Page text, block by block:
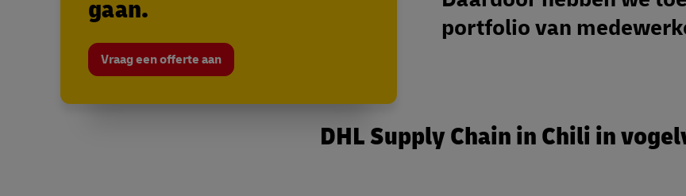
portfolio van
gaan.
Vraag een offerte aan
DHL Supply Chain in Chili in